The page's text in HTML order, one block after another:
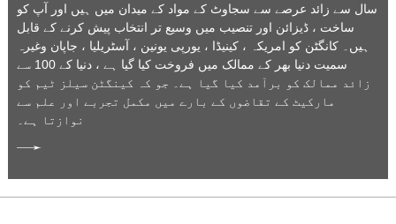
سال سے زائد عرصے سے سجاوٹ کے مواد کے میدان میں ہیں اور آپ کو
ساخت ، ڈیزائن اور تنصیب میں وسیع تر انتخاب پیش کرنے کے قابل
ہیں۔ کانگٹن کو امریکہ ، کینیڈا ، یورپی یونین ، آسٹریلیا ، جاپان وغیرہ
سمیت دنیا بھر کے ممالک میں فروخت کیا گیا ہے ، دنیا کے 100 سے
زائد ممالک کو برآمد کیا گیا ہے۔ جو کہ کینگٹن سیلز ٹیم کو
مارکیٹ کے تقاضوں کے بارے میں مکمل تجربے اور علم سے
نوازتا ہے۔